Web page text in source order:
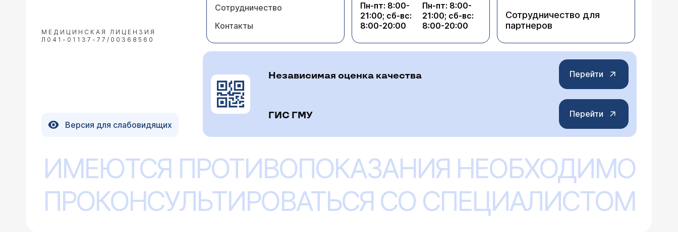
МЕДИЦИНСКАЯ ЛИЦЕНЗИЯ
Л041-01137-77/00368560
Сотрудничество
Контакты
Пн-пт: 8:00-
21:00; сб-вс:
8:00-20:00
Пн-пт: 8:00-
21:00; сб-вс:
8:00-20:00
Сотрудничество для
партнеров
Версия для слабовидящих
Независимая оценка качества Перейти
ГИС ГМУ Перейти
ИМЕЮТСЯ ПРОТИВОПОКАЗАНИЯ НЕОБХОДИМО
ПРОКОНСУЛЬТИРОВАТЬСЯ СО СПЕЦИАЛИСТОМ